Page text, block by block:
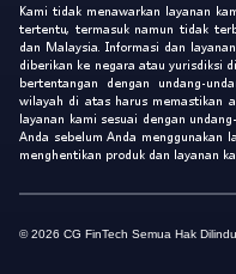
Kami tidak menawarkan layanan
tertentu, termasuk namun tidak
dan Malaysia. Informasi dan
diberikan ke negara atau yurisdiksi
bertentangan dengan undang-
wilayah di atas harus memastikan
layanan kami sesuai dengan
Anda sebelum Anda menggunakan
menghentikan produk dan layanan
© 2026 CG FinTech Semua Hak